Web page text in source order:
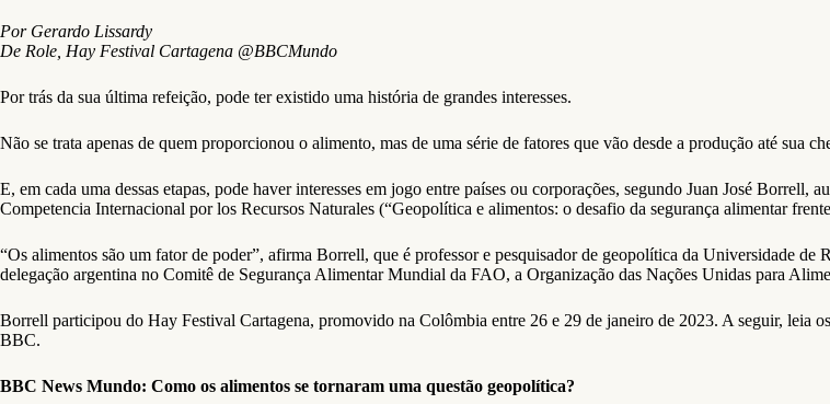
Por Gerardo Lissardy
De Role, Hay Festival Cartagena @BBCMundo
Por trás da sua última refeição, pode ter existido uma história de grandes interesses.
Não se trata apenas de quem proporcionou o alimento, mas de uma série de fatores que vão desde a produção até sua
E, em cada uma dessas etapas, pode haver interesses em jogo entre países ou corporações, segundo Juan José
Competencia Internacional por los Recursos Naturales (“Geopolítica e alimentos: o desafio da segurança alimentar
“Os alimentos são um fator de poder”, afirma Borrell, que é professor e pesquisador de geopolítica da Universidade
delegação argentina no Comitê de Segurança Alimentar Mundial da FAO, a Organização das Nações Unidas para
Borrell participou do Hay Festival Cartagena, promovido na Colômbia entre 26 e 29 de janeiro de 2023. A seguir, leia
BBC.
BBC News Mundo: Como os alimentos se tornaram uma questão geopolítica?